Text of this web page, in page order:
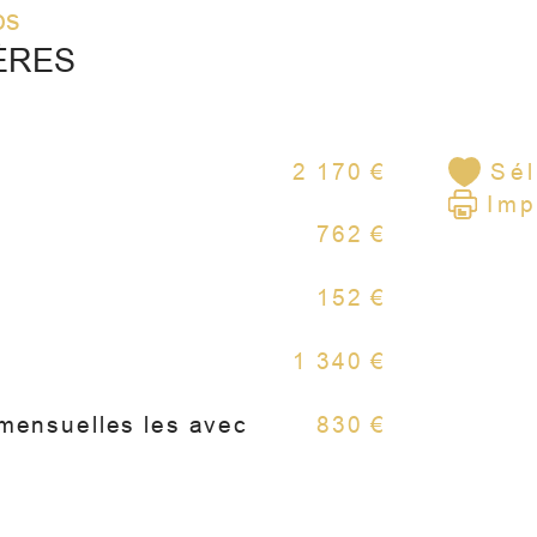
2 170 €
762 €
152 €
1 340 €
les avec
830 €